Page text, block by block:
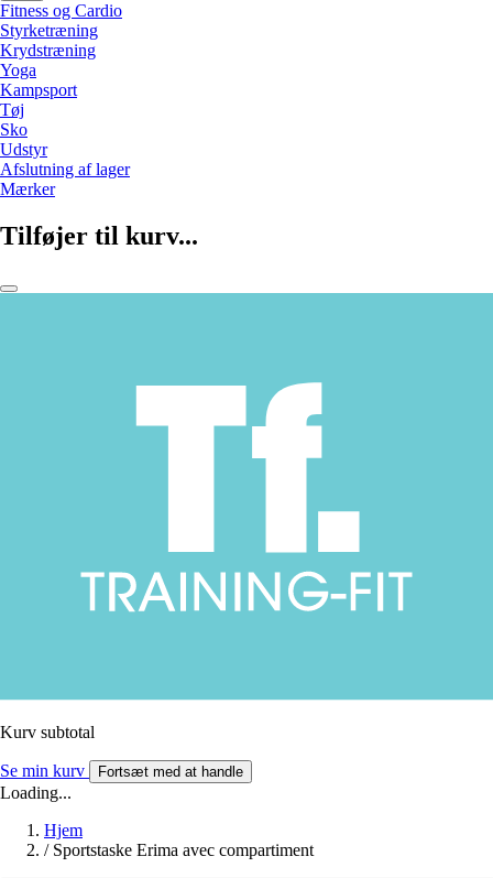
Fitness og Cardio
Styrketræning
Krydstræning
Yoga
Kampsport
Tøj
Sko
Udstyr
Afslutning af lager
Mærker
Tilføjer til kurv...
Kurv subtotal
Se min kurv Fortsæt med at handle
Loading...
Hjem
/ Sportstaske Erima avec compartiment